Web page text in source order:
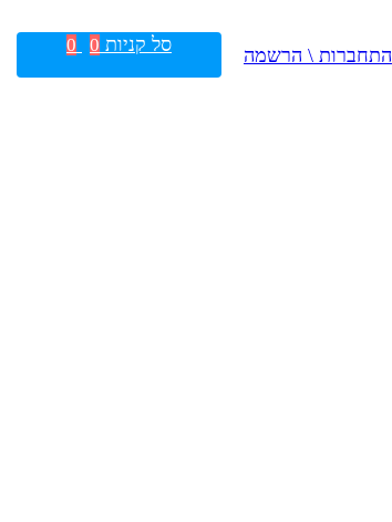
התחברות \ הרשמה סל קניות 0
0